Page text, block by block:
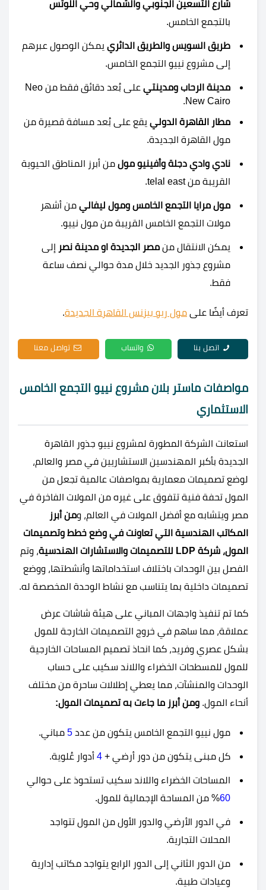
شارع التسعين الجنوبي والشمالي وحي اللوتس
بالتجمع الخامس.
طريق السويس والطريق الدائري يمكن الوصول عبرهم
إلى مشروع نييو التجمع الخامس.
مدينة الرحاب ومدينتي
على بُعد دقائق فقط من Neo
New Cairo.
مطار القاهرة الدولي يقع على بُعد مسافة قصيرة من
مول القاهرة الجديدة.
نادي وادي دجلة وأفينيو مول من أبرز المناطق الحيوية
القريبة من telal east.
مول مرايا التجمع الخامس ومول ليفالي من أشهر
مولات التجمع الخامس القريبة من مول نييو.
يمكن الانتقال من مصر الجديدة او مدينة نصر إلى
مشروع جذور الجديد خلال مدة حوالي نصف ساعة
فقط.
تعرف أيضًا على مول ريو بيزنس القاهرة الجديدة.
اتصل بنا واتساب تواصل معنا
مواصفات ماستر بلان مشروع نييو التجمع الخامس
الاستثماري
استعانت الشركة المطورة لمشروع نييو جذور القاهرة
الجديدة بأكبر المهندسين الاستشاريين في مصر والعالم،
لوضع تصميمات معمارية بمواصفات عالمية تجعل من
المول تحفة فنية تتفوق على غيره من المولات الفاخرة في
مصر ويتشابه مع أفضل المولات في العالم، ومن أبرز
المكاتب الهندسية التي تعاونت في وضع خطط وتصميمات
المول، شركة LDP للتصميمات والاستشارات الهندسية، وتم
الفصل بين الوحدات باختلاف استخداماتها وأنشطتها، ووضع
تصميمات داخلية بما يتناسب مع نشاط الوحدة المخصصة له.
كما تم تنفيذ واجهات المباني على هيئة شاشات عرض
عملاقة، مما ساهم في خروج التصميمات الخارجة للمول
بشكل عصري وفريد، كما انحاذ تصميم المساحات الخارجية
للمول للمسطحات الخضراء واللاند سكيب على حساب
الوحدات والمنشآت، مما يعطي إطلالات ساحرة من مختلف
أنحاء المول. ومن أبرز ما جاءت به تصميمات المول:
مول نييو التجمع الخامس يتكون من عدد 5 مباني.
كل مبنى يتكون من دور أرضي + 4 أدوار عُلوية.
المساحات الخضراء واللاند سكيب تستحوذ على حوالي
60% من المساحة الإجمالية للمول.
في الدور الأرضي والدور الأول من المول تتواجد
المحلات التجارية.
من الدور الثاني إلى الدور الرابع يتواجد مكاتب إدارية
وعيادات طبية.